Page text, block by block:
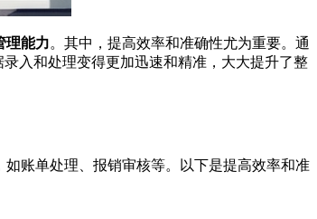
理能力。其中，提高效率和准确性尤为重要。通
入和处理变得更加迅速和精准，大大提升了整
账单处理、报销审核等。以下是提高效率和准